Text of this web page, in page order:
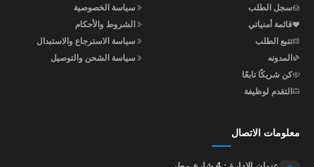
سجل الطلب
قائمة أمنياتي
تتبع الطلب
المدونه
كن شريكًا تابعًا
التقدم لوظيفة
سياسة الخصوصية
الشروط والأحكام
سياسة الاسترجاع والاستبدال
سياسة الشحن والتوصيل
معلومات الاتصال